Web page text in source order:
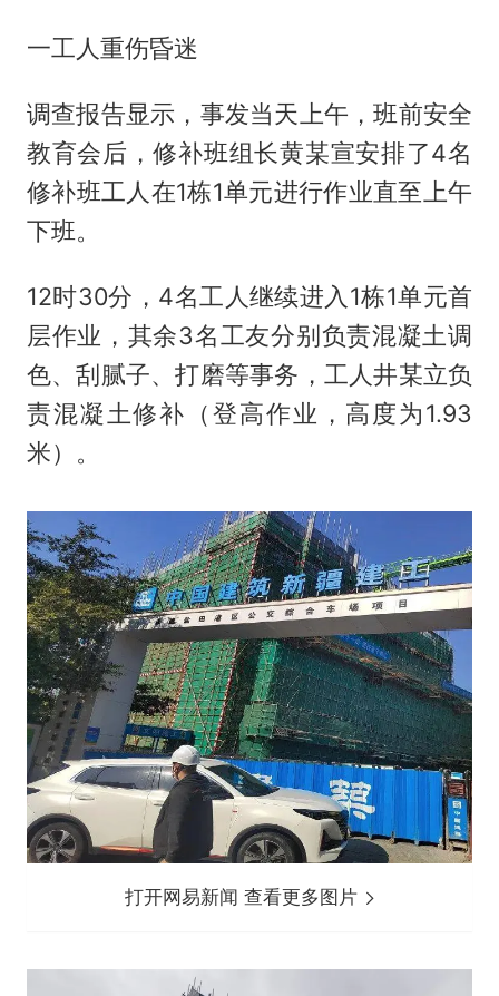
一工人重伤昏迷
调查报告显示，事发当天上午，班前安全
教育会后，修补班组长黄某宣安排了4名
修补班工人在1栋1单元进行作业直至上午
下班。
12时30分，4名工人继续进入1栋1单元首
层作业，其余3名工友分别负责混凝土调
色、刮腻子、打磨等事务，工人井某立负
责混凝土修补（登高作业，高度为1.93
米）。
打开网易新闻 查看更多图片